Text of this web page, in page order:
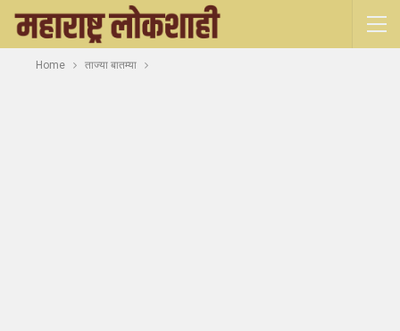
Home ताज्या बातम्या